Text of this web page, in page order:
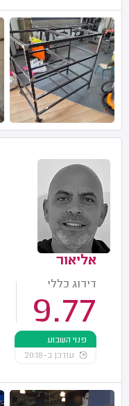
אליאור
דירוג כללי
9.77
פנוי השבוע
עודכן ב-20:18